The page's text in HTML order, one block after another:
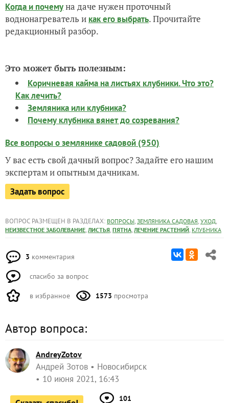
Когда и почемуна даче нужен проточный
воднонагреватель и как его выбрать. Прочитайте
редакционный разбор.
Это может быть полезным:
Коричневая кайма на листьях клубники. Что это?
Как лечить?
Земляника или клубника?
Почему клубника вянет до созревания?
Все вопросы о землянике садовой (950)
У вас есть свой дачный вопрос? Задайте его нашим
экспертам и опытным дачникам.
Задать вопрос
ВОПРОС РАЗМЕЩЕН В РАЗДЕЛАХ: ВОПРОСЫ, ЗЕМЛЯНИКА САДОВАЯ, УХОД,
НЕИЗВЕСТНОЕ ЗАБОЛЕВАНИЕ, ЛИСТЬЯ, ПЯТНА, ЛЕЧЕНИЕ РАСТЕНИЙ, КЛУБНИКА
3 комментария
спасибо за вопрос
в избранное 1573 просмотра
Автор вопроса:
AndreyZotov
Андрей Зотов
Новосибирск
10 июня 2021, 16:43
101